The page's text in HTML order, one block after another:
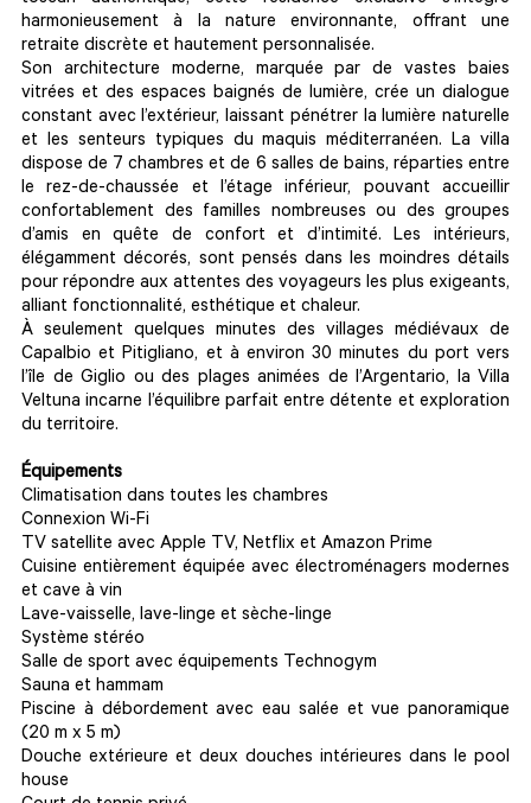
harmonieusement à la nature environnante, offrant une
retraite discrète et hautement personnalisée.
Son architecture moderne, marquée par de vastes baies
vitrées et des espaces baignés de lumière, crée un dialogue
constant avec l’extérieur, laissant pénétrer la lumière naturelle
et les senteurs typiques du maquis méditerranéen. La villa
dispose de 7 chambres et de 6 salles de bains, réparties entre
le rez-de-chaussée et l’étage inférieur, pouvant accueillir
confortablement des familles nombreuses ou des groupes
d’amis en quête de confort et d’intimité. Les intérieurs,
élégamment décorés, sont pensés dans les moindres détails
pour répondre aux attentes des voyageurs les plus exigeants,
alliant fonctionnalité, esthétique et chaleur.
À seulement quelques minutes des villages médiévaux de
Capalbio et Pitigliano, et à environ 30 minutes du port vers
l’île de Giglio ou des plages animées de l’Argentario, la Villa
Veltuna incarne l’équilibre parfait entre détente et exploration
du territoire.
Équipements
Climatisation dans toutes les chambres
Connexion Wi-Fi
TV satellite avec Apple TV, Netflix et Amazon Prime
Cuisine entièrement équipée avec électroménagers modernes
et cave à vin
Lave-vaisselle, lave-linge et sèche-linge
Système stéréo
Salle de sport avec équipements Technogym
Sauna et hammam
Piscine à débordement avec eau salée et vue panoramique
(20 m x 5 m)
Douche extérieure et deux douches intérieures dans le pool
house